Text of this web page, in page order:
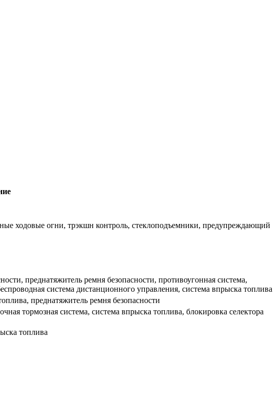
ходовые огни, трэкшн контроль, стеклоподъемники, предупреждающий
преднатяжитель ремня безопасности, противоугонная система,
система дистанционного управления, система впрыска топлива
преднатяжитель ремня безопасности
тормозная система, система впрыска топлива, блокировка селектора
топлива